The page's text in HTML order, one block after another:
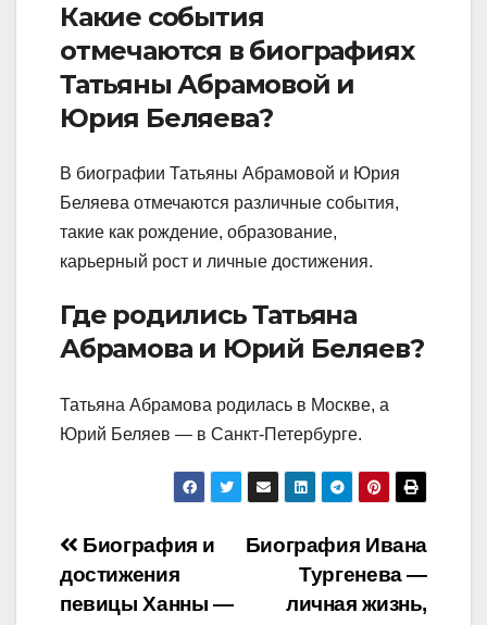
Какие события
отмечаются в биографиях
Татьяны Абрамовой и
Юрия Беляева?
В биографии Татьяны Абрамовой и Юрия
Беляева отмечаются различные события,
такие как рождение, образование,
карьерный рост и личные достижения.
Где родились Татьяна
Абрамова и Юрий Беляев?
Татьяна Абрамова родилась в Москве, а
Юрий Беляев — в Санкт-Петербурге.
Навигация
по
Биография Ивана
Тургенева —
личная жизнь,
Биография и
достижения
певицы Ханны —